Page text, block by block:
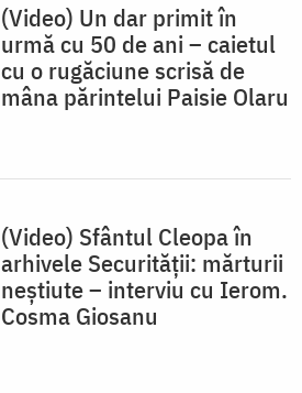
(Video) Un dar primit în
urmă cu 50 de ani – caietul
cu o rugăciune scrisă de
mâna părintelui Paisie Olaru
(Video) Sfântul Cleopa în
arhivele Securității: mărturii
neștiute – interviu cu Ierom.
Cosma Giosanu